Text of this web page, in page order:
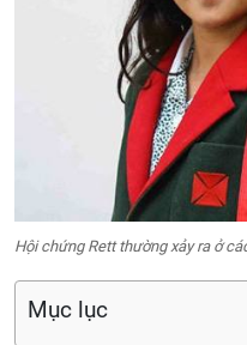
Hội chứng Rett thường xảy ra ở
Mục lục